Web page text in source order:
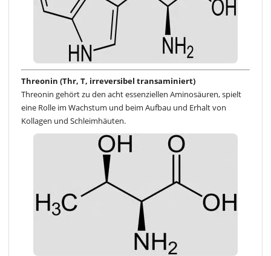
Threonin (Thr, T, irreversibel transaminiert)
Threonin gehört zu den acht essenziellen Aminosäuren, spielt
eine Rolle im Wachstum und beim Aufbau und Erhalt von
Kollagen und Schleimhäuten.